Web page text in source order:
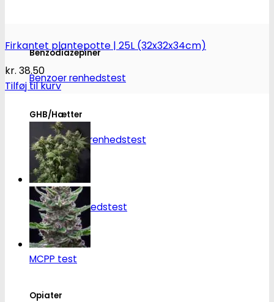
Benzodiazepiner
Benzoer renhedstest
GHB/Hætter
GHB/Hætter renhedstest
Ketamin
Ketamin renhedstest
MCPP
MCPP test
Opiater
Firkantet plantepotte | 25L (32x32x34cm)
kr. 38.50
Tilføj til kurv